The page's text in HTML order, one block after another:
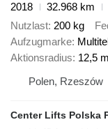
2018
32.968 km
Nutzlast 200 kg
Aufzugmarke
Aktionsradius 12,5 m
Polen, Rzeszów
Center Lifts Polska